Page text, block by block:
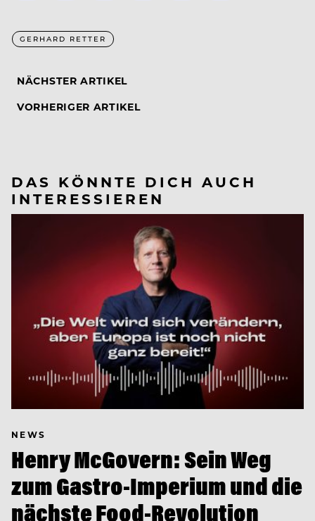
GERHARD RETTER
NÄCHSTER ARTIKEL
VORHERIGER ARTIKEL
DAS KÖNNTE DICH AUCH
INTERESSIEREN
NEWS
Henry McGovern: Sein Weg
zum Gastro-Imperium und die
nächste Food-Revolution